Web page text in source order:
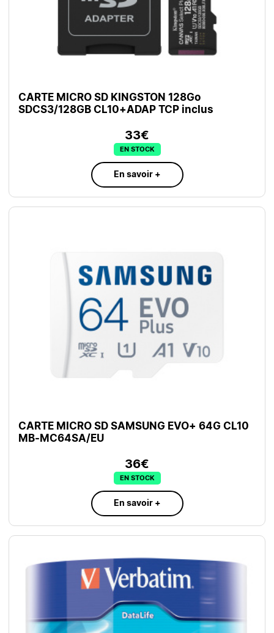
CARTE MICRO SD KINGSTON 128Go
SDCS3/128GB CL10+ADAP TCP inclus
33€
EN STOCK
En savoir +
CARTE MICRO SD SAMSUNG EVO+ 64G CL10
MB-MC64SA/EU
36€
EN STOCK
En savoir +